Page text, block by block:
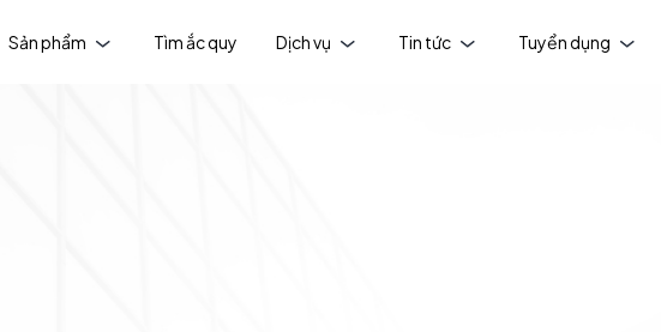
Sản phẩm Tìm ắc quy Dịch vụ Tin tức Tuyển dụng